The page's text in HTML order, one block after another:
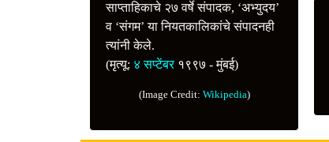
साप्ताहिकाचे २७ वर्षे संपादक, ‘अभ्युदय’
व ‘संगम’ या नियतकालिकांचे संपादनही
त्यांनी केले.
(मृत्यू: ४ सप्टेंबर१९९७ - मुंबई)
(Image Credit: Wikipedia)